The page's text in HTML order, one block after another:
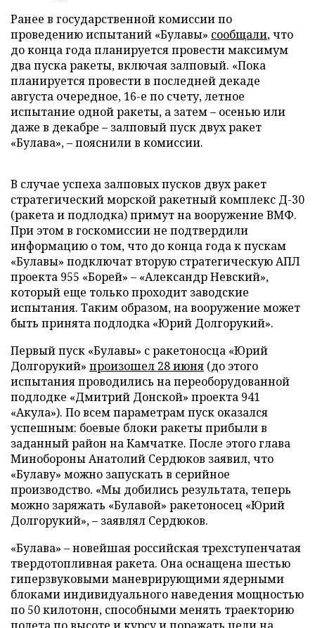
Ранее в государственной комиссии по
проведению испытаний «Булавы» сообщали, что
до конца года планируется провести максимум
два пуска ракеты, включая залповый. «Пока
планируется провести в последней декаде
августа очередное, 16-е по счету, летное
испытание одной ракеты, а затем – осенью или
даже в декабре – залповый пуск двух ракет
«Булава», – пояснили в комиссии.
В случае успеха залповых пусков двух ракет
стратегический морской ракетный комплекс Д-30
(ракета и подлодка) примут на вооружение ВМФ.
При этом в госкомиссии не подтвердили
информацию о том, что до конца года к пускам
«Булавы» подключат вторую стратегическую АПЛ
проекта 955 «Борей» – «Александр Невский»,
который еще только проходит заводские
испытания. Таким образом, на вооружение может
быть принята подлодка «Юрий Долгорукий».
Первый пуск «Булавы» с ракетоносца «Юрий
Долгорукий» произошел 28 июня (до этого
испытания проводились на переоборудованной
подлодке «Дмитрий Донской» проекта 941
«Акула»). По всем параметрам пуск оказался
успешным: боевые блоки ракеты прибыли в
заданный район на Камчатке. После этого глава
Минобороны Анатолий Сердюков заявил, что
«Булаву» можно запускать в серийное
производство. «Мы добились результата, теперь
можно заряжать «Булавой» ракетоносец «Юрий
Долгорукий», – заявлял Сердюков.
«Булава» – новейшая российская трехступенчатая
твердотопливная ракета. Она оснащена шестью
гиперзвуковыми маневрирующими ядерными
блоками индивидуального наведения мощностью
по 50 килотонн, способными менять траекторию